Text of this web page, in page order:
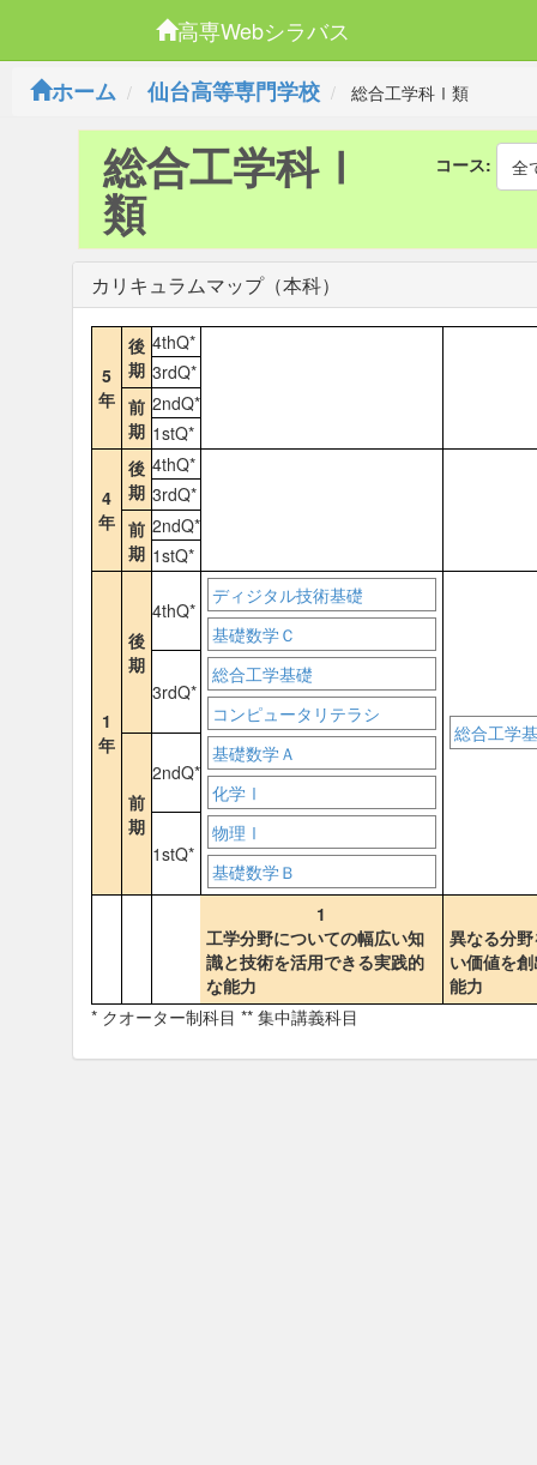
高専Webシラバス
ホーム
仙台高等専門学校 総合工学科Ⅰ類
総合工学科Ⅰ
類
コース: 全
カリキュラムマップ（本科）
5
年
後
期
4thQ*
3rdQ*
前
期
2ndQ*
1stQ*
4
年
後
期
4thQ*
3rdQ*
前
期
2ndQ*
1stQ*
1
年
後
期
4thQ*
ディジタル技術基礎
基礎数学Ｃ
総合工学基礎
コンピュータリテラシ
基礎数学Ａ
化学Ⅰ
物理Ⅰ
基礎数学Ｂ
総合工学
3rdQ*
前
期
2ndQ*
1stQ*
1
工学分野についての幅広い知
識と技術を活用できる実践的
な能力
異なる分
い価値を
能力
* クオーター制科目 ** 集中講義科目